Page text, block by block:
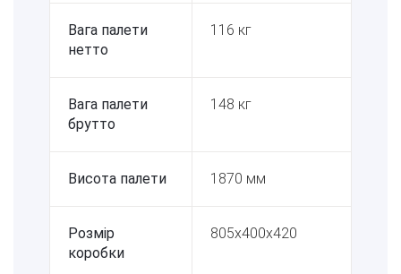
Вага палети
нетто
116 кг
Вага палети
брутто
148 кг
Висота палети 1870 мм
Розмір
коробки
805x400x420